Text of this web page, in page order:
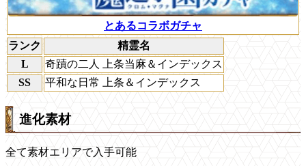
とあるコラボガチャ
ランク
精霊名
L
奇蹟の二人 上条当麻＆インデックス
SS
平和な日常 上条＆インデックス
進化素材
全て素材エリアで入手可能